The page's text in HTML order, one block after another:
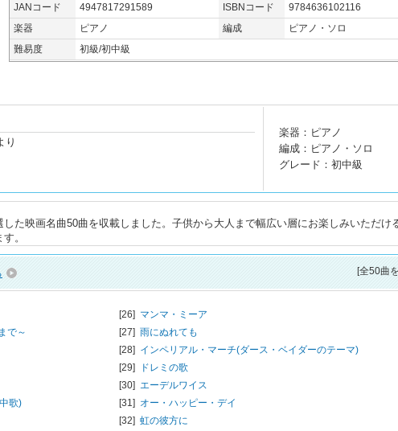
JANコード
4947817291589 ISBNコード
9784636102116
楽器
ピアノ 編成
ピアノ・ソロ
難易度
初級/初中級
り
楽器：ピアノ
編成：ピアノ・ソロ
グレード：初中級
た映画名曲50曲を収載しました。子供から大人まで幅広い層にお楽しみいただけ
。
[全50曲
で～
歌)
[26] マンマ・ミーア
[27] 雨にぬれても
[28] インペリアル・マーチ(ダース・ベイダーのテーマ)
[29]
ドレミの歌
[30] エーデルワイス
[31] オー・ハッピー・デイ
[32] 虹の彼方に